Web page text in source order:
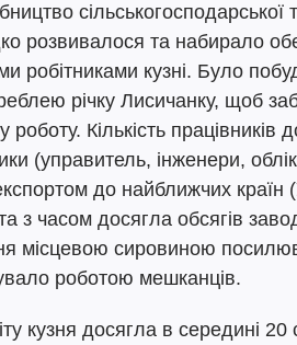
сільськогосподарської
розвивалося та набирало
робітниками кузні. Було
річку Лисичанку, щоб
роботу. Кількість
(управитель, інженери,
до найближчих країн
з часом досягла обсягів
місцевою сировиною
роботою мешканців.
кузня досягла в середині 20